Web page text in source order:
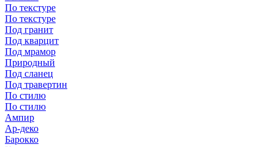
По текстуре
По текстуре
Под гранит
Под кварцит
Под мрамор
Природный
Под сланец
Под травертин
По стилю
По стилю
Ампир
Ар-деко
Барокко